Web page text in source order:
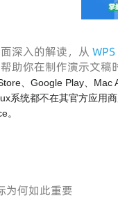
深入的解读，从 WPS
助你在制作演示文稿
、Google Play、
系统都不在其官方应用
。
为何如此重要